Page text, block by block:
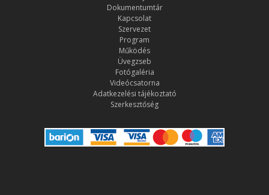
Dokumentumtár
Kapcsolat
Szervezet
Program
Működés
Üvegzseb
Fotógaléria
Videócsatorna
Adatkezelési tájékoztató
Szerkesztőség